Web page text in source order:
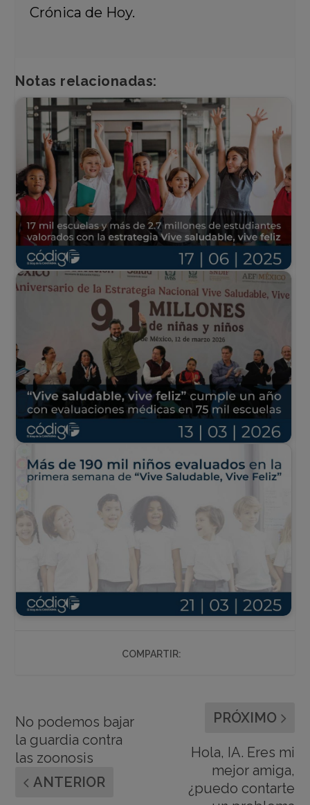
Crónica de Hoy.
Notas relacionadas:
COMPARTIR:
No podemos bajar
la guardia contra
las zoonosis
ANTERIOR
PRÓXIMO
Hola, IA. Eres mi
mejor amiga,
¿puedo contarte